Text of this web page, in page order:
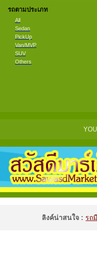
รถตามประเภท
All
Sedan
PickUp
Van/MVP
SUV
Others
ลิงค์น่าสนใจ :รถ